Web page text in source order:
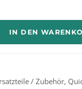
IN DEN
/ Zubehör,